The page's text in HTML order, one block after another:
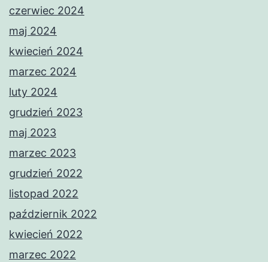
czerwiec 2024
maj 2024
kwiecień 2024
marzec 2024
luty 2024
grudzień 2023
maj 2023
marzec 2023
grudzień 2022
listopad 2022
październik 2022
kwiecień 2022
marzec 2022